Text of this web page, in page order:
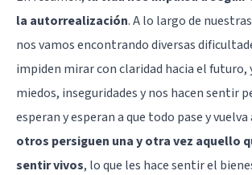
la autorrealización. A lo largo de
nos vamos encontrando diversas
impiden mirar con claridad hacia el futuro,
miedos, inseguridades y nos hacen sentir
esperan y esperan a que todo pase y
otros persiguen una y otra vez aquello
sentir vivos, lo que les hace sentir el